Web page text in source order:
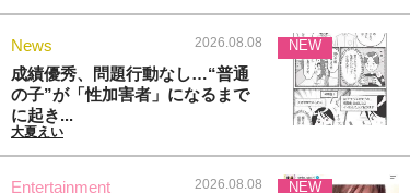
News 2026.08.08
成績優秀、問題行動なし…“普通
の子”が「性加害者」になるまで
に起き...
大夏えい
NEW
Entertainment 2026.08.08 NEW